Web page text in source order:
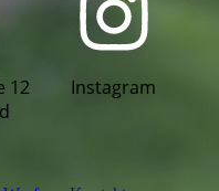
12
Instagram